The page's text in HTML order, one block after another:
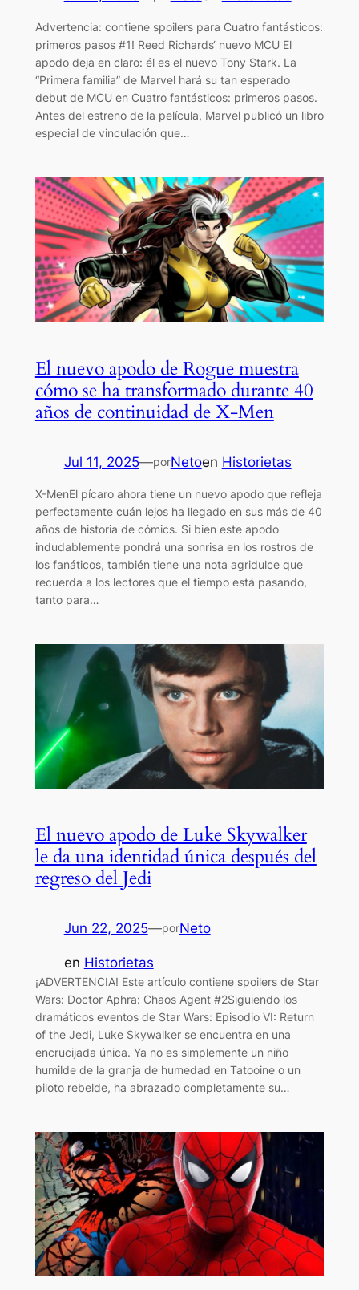
Advertencia: contiene spoilers para Cuatro fantásticos:
primeros pasos #1! Reed Richards‘ nuevo MCU El
apodo deja en claro: él es el nuevo Tony Stark. La
“Primera familia” de Marvel hará su tan esperado
debut de MCU en Cuatro fantásticos: primeros pasos.
Antes del estreno de la película, Marvel publicó un libro
especial de vinculación que…
El nuevo apodo de Rogue muestra
cómo se ha transformado durante 40
años de continuidad de X-Men
Jul 11, 2025—porNetoen Historietas
X-MenEl pícaro ahora tiene un nuevo apodo que refleja
perfectamente cuán lejos ha llegado en sus más de 40
años de historia de cómics. Si bien este apodo
indudablemente pondrá una sonrisa en los rostros de
los fanáticos, también tiene una nota agridulce que
recuerda a los lectores que el tiempo está pasando,
tanto para…
El nuevo apodo de Luke Skywalker
le da una identidad única después del
regreso del Jedi
Jun 22, 2025—porNeto
en Historietas
¡ADVERTENCIA! Este artículo contiene spoilers de Star
Wars: Doctor Aphra: Chaos Agent #2Siguiendo los
dramáticos eventos de Star Wars: Episodio VI: Return
of the Jedi, Luke Skywalker se encuentra en una
encrucijada única. Ya no es simplemente un niño
humilde de la granja de humedad en Tatooine o un
piloto rebelde, ha abrazado completamente su…